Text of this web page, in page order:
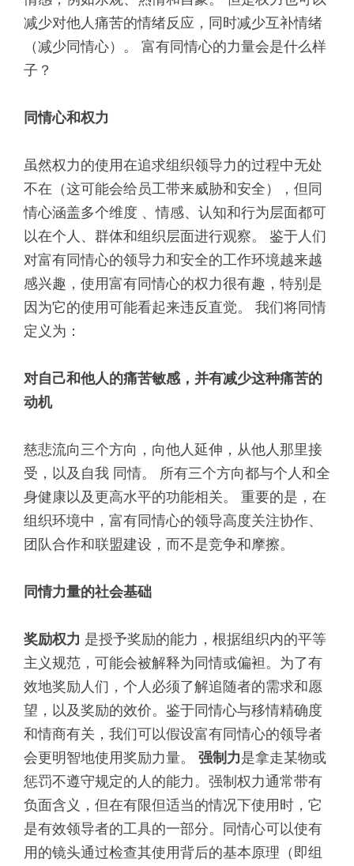
减少对他人痛苦的情绪反应，同时减少互补情绪
（减少同情心）。 富有同情心的力量会是什么样
子？
同情心和权力
虽然权力的使用在追求组织领导力的过程中无处
不在（这可能会给员工带来威胁和安全），但同
情心涵盖多个维度 、情感、认知和行为层面都可
以在个人、群体和组织层面进行观察。 鉴于人们
对富有同情心的领导力和安全的工作环境越来越
感兴趣，使用富有同情心的权力很有趣，特别是
因为它的使用可能看起来违反直觉。 我们将同情
定义为：
对自己和他人的痛苦敏感，并有减少这种痛苦的
动机
慈悲流向三个方向，向他人延伸，从他人那里接
受，以及自我 同情。 所有三个方向都与个人和全
身健康以及更高水平的功能相关。 重要的是，在
组织环境中，富有同情心的领导高度关注协作、
团队合作和联盟建设，而不是竞争和摩擦。
同情力量的社会基础
奖励权力 是授予奖励的能力，根据组织内的平等
主义规范，可能会被解释为同情或偏袒。为了有
效地奖励人们，个人必须了解追随者的需求和愿
望，以及奖励的效价。鉴于同情心与移情精确度
和情商有关，我们可以假设富有同情心的领导者
会更明智地使用奖励力量。 强制力是拿走某物或
惩罚不遵守规定的人的能力。强制权力通常带有
负面含义，但在有限但适当的情况下使用时，它
是有效领导者的工具的一部分。同情心可以使有
用的镜头通过检查其使用背后的基本原理（即组